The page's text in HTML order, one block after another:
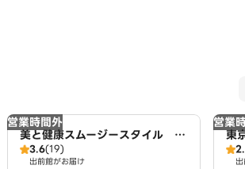
営業時間外
美と健康スムージースタイル 名
古屋店
3.6(19)
出前館がお届け
営業
東